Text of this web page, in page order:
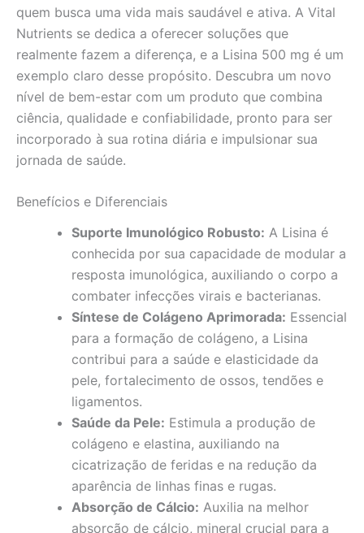
quem busca uma vida mais saudável e ativa. A Vital
Nutrients se dedica a oferecer soluções que
realmente fazem a diferença, e a Lisina 500 mg é um
exemplo claro desse propósito. Descubra um novo
nível de bem-estar com um produto que combina
ciência, qualidade e confiabilidade, pronto para ser
incorporado à sua rotina diária e impulsionar sua
jornada de saúde.
Benefícios e Diferenciais
Suporte Imunológico Robusto: A Lisina é
conhecida por sua capacidade de modular a
resposta imunológica, auxiliando o corpo a
combater infecções virais e bacterianas.
Síntese de Colágeno Aprimorada: Essencial
para a formação de colágeno, a Lisina
contribui para a saúde e elasticidade da
pele, fortalecimento de ossos, tendões e
ligamentos.
Saúde da Pele: Estimula a produção de
colágeno e elastina, auxiliando na
cicatrização de feridas e na redução da
aparência de linhas finas e rugas.
Absorção de Cálcio: Auxilia na melhor
absorção de cálcio, mineral crucial para a